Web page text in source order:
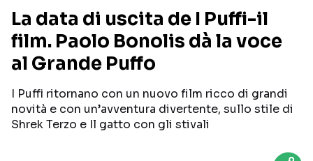
GENERI
PERSONAGGI
CANALI STREAMING
Categorie
NOTIZIE
TRAILER
La data di uscita de I Puffi-il
film. Paolo Bonolis dà la voce
al Grande Puffo
I Puffi ritornano con un nuovo film ricco di grandi
novità e con un’avventura divertente, sullo stile di
Shrek Terzo e Il gatto con gli stivali